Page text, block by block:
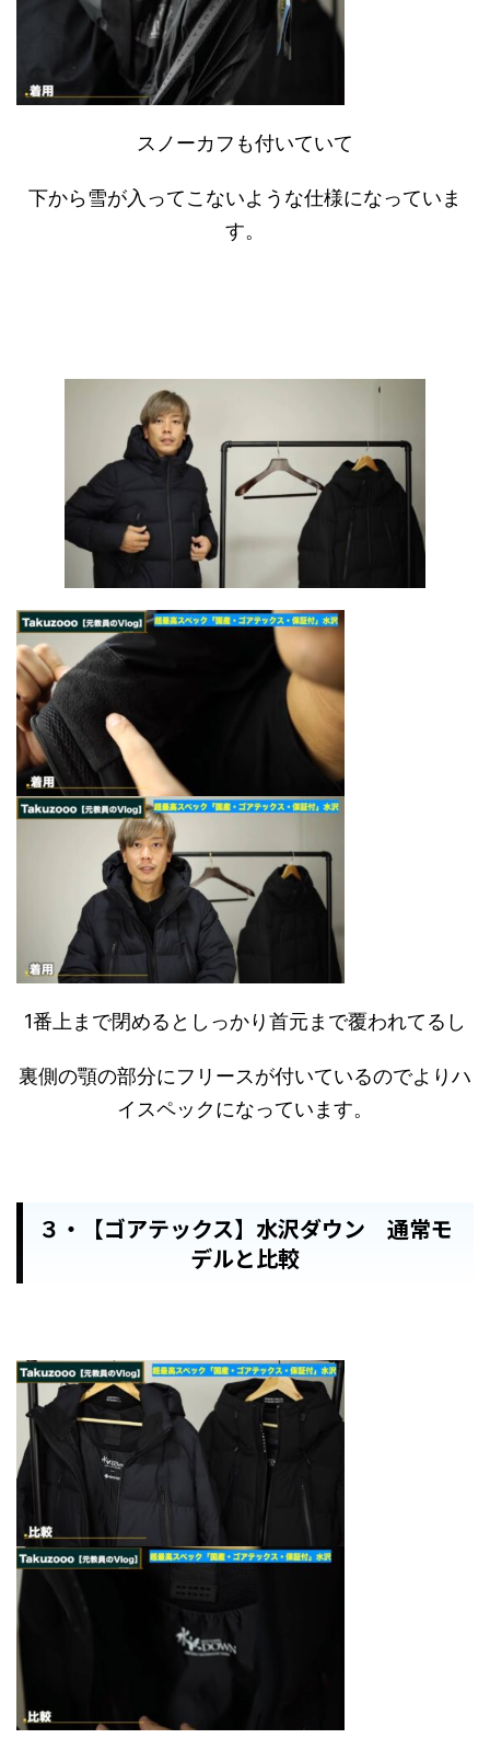
スノーカフも付いていて
下から雪が入ってこないような仕様になっていま
す。
1番上まで閉めるとしっかり首元まで覆われてるし
裏側の顎の部分にフリースが付いているのでよりハ
イスペックになっています。
３・【ゴアテックス】水沢ダウン 通常モ
デルと比較